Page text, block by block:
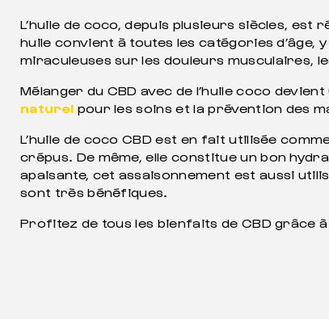
L’huile de coco, depuis plusieurs siècles,
huile convient à toutes les catégories d’âge,
miraculeuses sur les douleurs musculaires,
Mélanger du CBD avec de l’huile coco
naturel pour les soins et la prévention des
L’huile de coco CBD est en fait utilisée
crépus. De même, elle constitue un bon
apaisante, cet assaisonnement est aussi
sont très bénéfiques.
Profitez de tous les bienfaits de CBD grâce à